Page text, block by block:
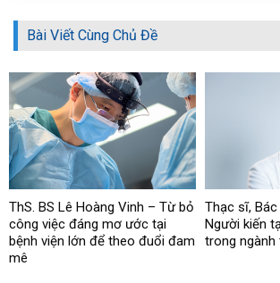
Bài Viết Cùng Chủ Đề
ThS. BS Lê Hoàng Vinh – Từ bỏ
công việc đáng mơ ước tại
bệnh viện lớn để theo đuổi đam
mê
Thạc sĩ,
Người kiến
trong ngành